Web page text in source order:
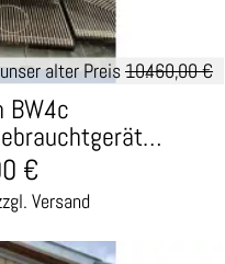
unser alter Preis10.460,00 €
BW4c
Versand
€